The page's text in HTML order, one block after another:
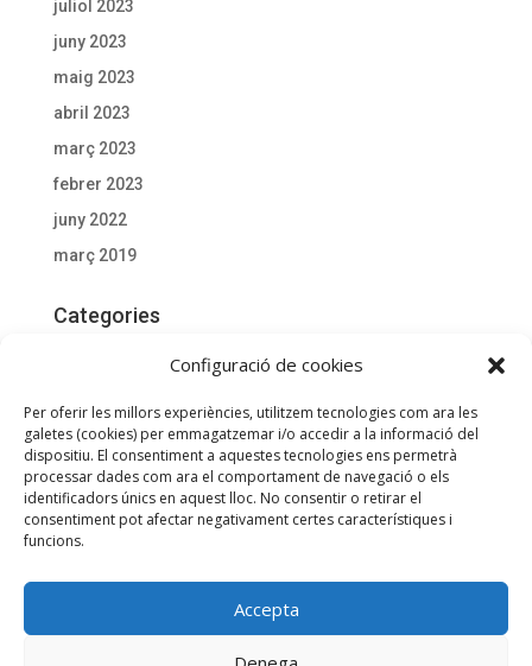
Configuració de cookies
Per oferir les millors experiències, utilitzem tecnologies com ara les
galetes (cookies) per emmagatzemar i/o accedir a la informació del
dispositiu. El consentiment a aquestes tecnologies ens permetrà
processar dades com ara el comportament de navegació o els
identificadors únics en aquest lloc. No consentir o retirar el
consentiment pot afectar negativament certes característiques i
funcions.
Accepta
juliol 2023
juny 2023
maig 2023
abril 2023
març 2023
febrer 2023
juny 2022
març 2019
Categories
General
Meta
Entra
Utilitzem galetes per a oferir-te la millor experiència a la nostra